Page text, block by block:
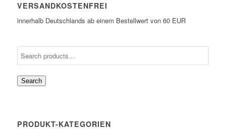
VERSANDKOSTENFREI
innerhalb Deutschlands ab einem Bestellwert von 60 EUR
Search
PRODUKT-KATEGORIEN